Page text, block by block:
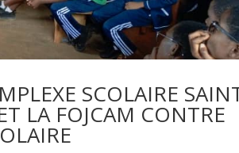
SCOLAIRE
LA FOJCAM CONTRE